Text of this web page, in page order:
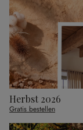
Herbst 2026
Gratis bestellen